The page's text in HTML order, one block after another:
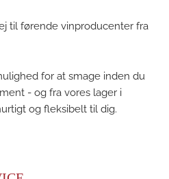
til førende vinproducenter fra
for at smage inden du
- og fra vores lager i
og fleksibelt til dig.